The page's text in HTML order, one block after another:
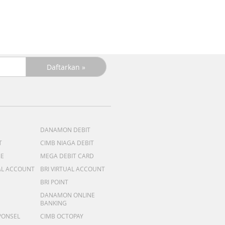
DANAMON DEBIT
CIMB NIAGA DEBIT
MEGA DEBIT CARD
ACCOUNT
BRI VIRTUAL ACCOUNT
BRI POINT
DANAMON ONLINE
BANKING
CIMB OCTOPAY